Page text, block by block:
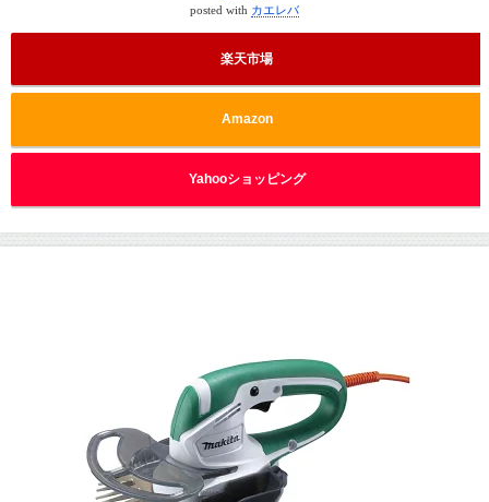
posted with カエレバ
楽天市場
Amazon
Yahooショッピング